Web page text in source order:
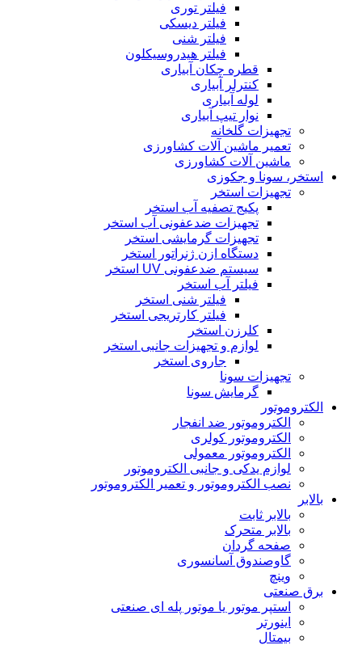
فیلتر توری
فیلتر دیسکی
فیلتر شنی
فیلتر هیدروسیکلون
قطره چکان آبیاری
کنترلر آبیاری
لوله آبیاری
نوار تیپ آبیاری
تجهیزات گلخانه
تعمیر ماشین آلات کشاورزی
ماشین آلات کشاورزی
استخر، سونا و جکوزی
تجهیزات استخر
پکیج تصفیه آب استخر
تجهیزات ضدعفونی آب استخر
تجهیزات گرمایشی استخر
دستگاه ازن ژنراتور استخر
سیستم ضدعفونی UV استخر
فیلتر آب استخر
فیلتر شنی استخر
فیلتر کارتریجی استخر
کلرزن استخر
لوازم و تجهیزات جانبی استخر
جاروی استخر
تجهیزات سونا
گرمایش سونا
الکتروموتور
الکتروموتور ضد انفجار
الکتروموتور کولری
الکتروموتور معمولی
لوازم یدکی و جانبی الکتروموتور
نصب الکتروموتور و تعمیر الکتروموتور
بالابر
بالابر ثابت
بالابر متحرک
صفحه گردان
گاوصندوق آسانسوری
وینچ
برق صنعتی
استپر موتور یا موتور پله ای صنعتی
اینورتر
بیمتال